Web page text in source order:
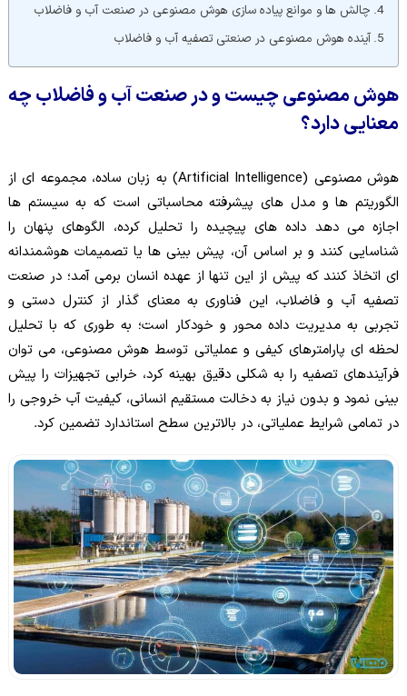
چالش ها و موانع پیاده سازی هوش مصنوعی در صنعت آب و فاضلاب
آینده هوش مصنوعی در صنعتی تصفیه آب و فاضلاب
هوش مصنوعی چیست و در صنعت آب و فاضلاب چه
معنایی دارد؟
هوش مصنوعی (Artificial Intelligence) به زبان ساده، مجموعه ای از
الگوریتم ها و مدل های پیشرفته محاسباتی است که به سیستم ها
اجازه می دهد داده های پیچیده را تحلیل کرده، الگوهای پنهان را
شناسایی کنند و بر اساس آن، پیش بینی ها یا تصمیمات هوشمندانه
ای اتخاذ کنند که پیش از این تنها از عهده انسان برمی آمد؛ در صنعت
تصفیه آب و فاضلاب، این فناوری به معنای گذار از کنترل دستی و
تجربی به مدیریت داده محور و خودکار است؛ به طوری که با تحلیل
لحظه ای پارامترهای کیفی و عملیاتی توسط هوش مصنوعی، می توان
فرآیندهای تصفیه را به شکلی دقیق بهینه کرد، خرابی تجهیزات را پیش
بینی نمود و بدون نیاز به دخالت مستقیم انسانی، کیفیت آب خروجی را
در تمامی شرایط عملیاتی، در بالاترین سطح استاندارد تضمین کرد.